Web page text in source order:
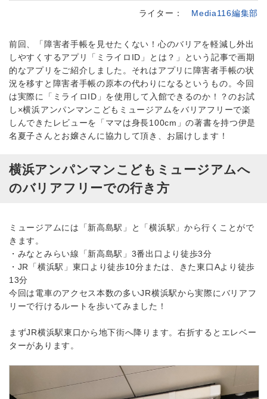
ライター： Media116編集部
前回、「障害者手帳を見せたくない！心のバリアを軽減し外出
しやすくするアプリ「ミライロID」とは？」という記事で画期
的なアプリをご紹介しました。それはアプリに障害者手帳の状
況を移すと障害者手帳の原本の代わりになるというもの。今回
は実際に「ミライロID」を使用して入館できるのか！？のお試
し×横浜アンパンマンこどもミュージアムをバリアフリーで楽
しんできたレビューを「ママは身長100cm」の著書を持つ伊是
名夏子さんとお嬢さんに協力して頂き、お届けします！
横浜アンパンマンこどもミュージアムへ
のバリアフリーでの行き方
ミュージアムには「新高島駅」と「横浜駅」から行くことがで
きます。
・みなとみらい線「新高島駅」3番出口より徒歩3分
・JR「横浜駅」東口より徒歩10分または、きた東口Aより徒歩
13分
今回は電車のアクセス本数の多いJR横浜駅から実際にバリアフ
リーで行けるルートを歩いてみました！
まずJR横浜駅東口から地下街へ降ります。右折するとエレベー
ターがあります。